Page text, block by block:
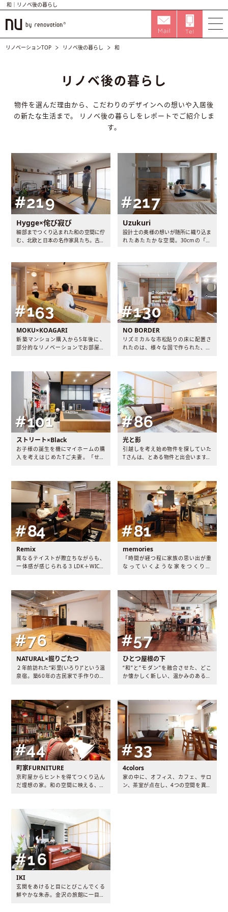
和｜リノベ後の暮らし
リノベーションTOP リノベ後の暮らし 和
リノベ後の暮らし
物件を選んだ理由から、こだわりのデザインへの想いや入居後
の新たな生活まで。
リノベ後の暮らしをレポートでご紹介しま
す。
Hygge×侘び寂び
細部までつくり込まれた和の空間に佇
む、北欧と日本の名作家具たち。古き
常が流れていました。
Uzukuri
設計士の奥様の想いが随所に織り込ま
れたあたたかな空間。30cmの「低
やすさとは。
MOKU×KOAGARI
新築マンション購入から5年後に、
部分的なリノベーションでお部屋を
な温もりに包まれたT邸を訪ねまし
NO BORDER
リズミカルな市松貼りの床に配置さ
れたのは、様々な国で作られた、ス
に置かれたすべてが絶妙に調和し
た、『NO BORDER』なお宅にお邪
魔しました。
ストリート×Black
お子様の誕生を機にマイホームの購
入を考えはじめたTご夫妻。「せっ
なく、自分たち好みに空間をカスタ
ムしたい！」そんな想いからはじま
ったリノベーション。コンクリー
ト、畳、木、そして空間を引き締め
るブラック…個性のある素材が際立
った1LDK＋WICプランです。
光と影
引越しを考え始め物件を探していた
Tさんは、とある物件と出会います。
した物件への一途な想いから、Tさ
んのリノベーションストーリーが始
まります。
Remix
異なるテイストが際立ちながらも、
一体感が感じられる３LDK＋WICプ
のコレクション…。和と洋の絶妙な
バランスが心地良いお部屋から、お
二人の新しい暮らしが始まります。
memories
「時間が経つ程に家族の思い出が重
なっていくような家をつくりた
ンをリノベーションするという方
法。シンプルながらも、混じり合う
素材や様々なテイストが心地良いリ
ズムを生み出す家が完成しました。
NATURAL×掘りごたつ
２年前訪れた“彩里(いろり)”という温
泉宿。築60年の古民家で手作りの野
たりとした時間の流れる暮らしに憧
れたH夫妻のリノベーションストー
リです。
ひとつ屋根の下
“和”と”モダン”を融合させた、どこ
か懐かしく新しい、温かみのある空
す。
町家FURNITURE
京町屋からヒントを得てつくり込ん
だ理想の家。和の空間に映える、デ
いく楽しさが伺える住まいです。
4colors
家の中に、オフィス、カフェ、サロ
ン、茶室が点在し、4つの空間を異な
IKI
玄関をあけると目にとびこんでくる
鮮やかな朱赤。金沢の旅館に一目惚